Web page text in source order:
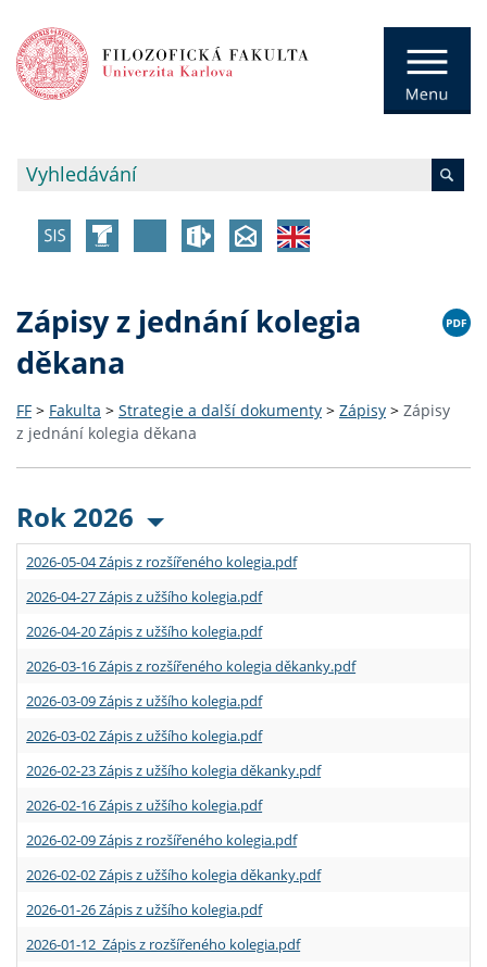
Zápisy z jednání kolegia
děkana
FF > Fakulta > Strategie a další dokumenty > Zápisy > Zápisy
z jednání kolegia děkana
Rok 2026
2026-05-04 Zápis z rozšířeného kolegia.pdf
2026-04-27 Zápis z užšího kolegia.pdf
2026-04-20 Zápis z užšího kolegia.pdf
2026-03-16 Zápis z rozšířeného kolegia děkanky.pdf
2026-03-09 Zápis z užšího kolegia.pdf
2026-03-02 Zápis z užšího kolegia.pdf
2026-02-23 Zápis z užšího kolegia děkanky.pdf
2026-02-16 Zápis z užšího kolegia.pdf
2026-02-09 Zápis z rozšířeného kolegia.pdf
2026-02-02 Zápis z užšího kolegia děkanky.pdf
2026-01-26 Zápis z užšího kolegia.pdf
2026-01-12 Zápis z rozšířeného kolegia.pdf